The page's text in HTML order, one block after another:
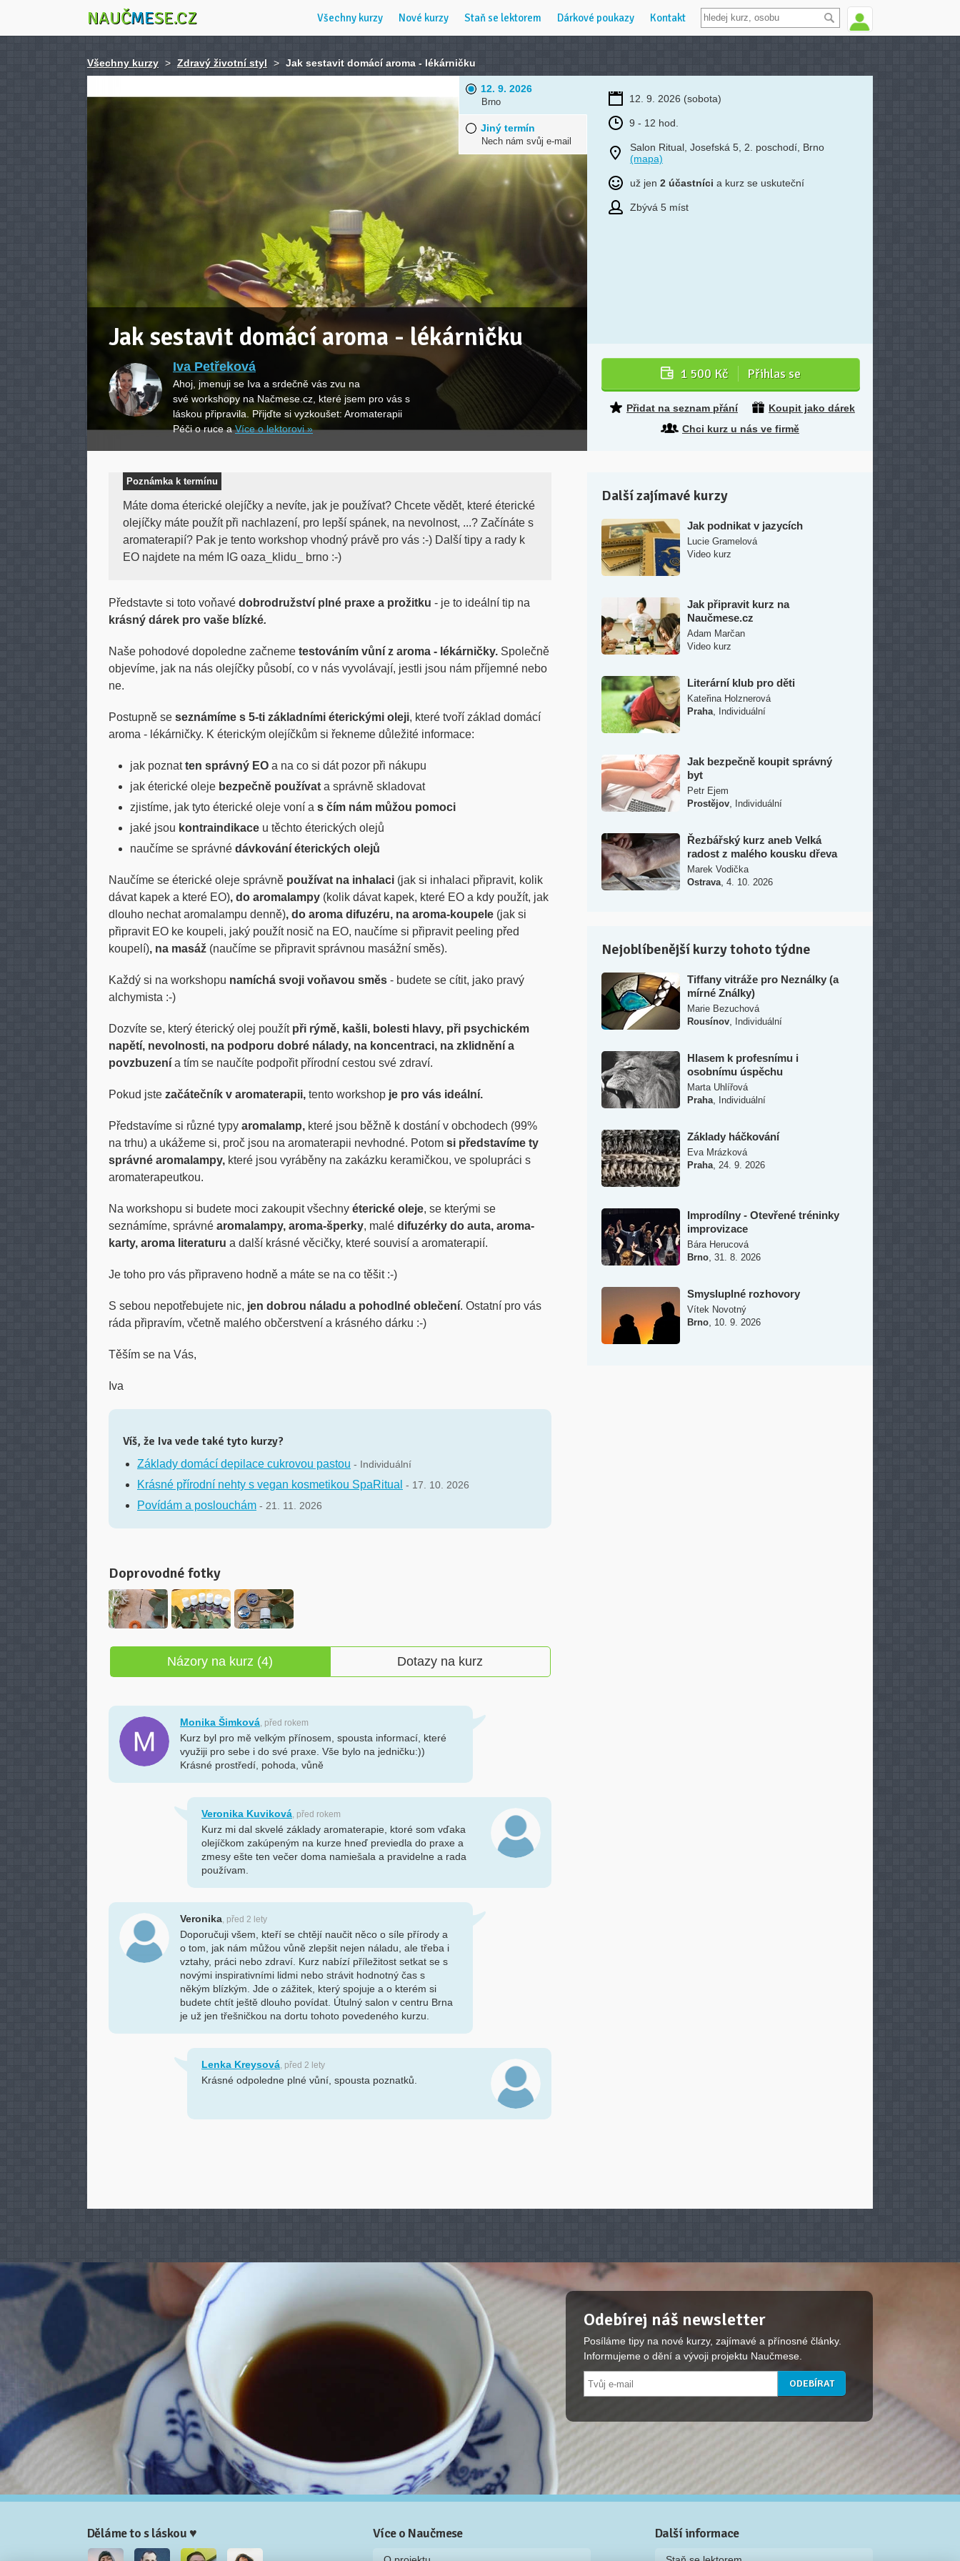
NAUČMESE.CZ Všechny kurzy Nové kurzy Staň se lektorem Dárkové poukazy Kontakt
Všechny kurzy > Zdravý životní styl > Jak sestavit domácí aroma - lékárničku
Jak sestavit domácí aroma - lékárničku
Iva Petřeková
Ahoj, jmenuji se Iva a srdečně vás zvu na
své workshopy na Načmese.cz, které jsem pro vás s
láskou připravila. Přijďte si vyzkoušet: Aromaterapii
Péči o ruce aVíce o lektorovi »
12. 9. 2026
Brno
Jiný termín
Nech nám svůj e-mail
12. 9. 2026 (sobota)
9 - 12 hod.
Salon Ritual, Josefská 5, 2. poschodí, Brno
(mapa)
už jen 2 účastníci a kurz se uskuteční
Zbývá 5 míst
1 500 Kč Přihlas se
Přidat na seznam přání
Koupit jako dárek
Chci kurz u nás ve firmě
Poznámka k termínu
Máte doma éterické olejíčky a nevíte, jak je používat? Chcete vědět, které éterické
olejíčky máte použít při nachlazení, pro lepší spánek, na nevolnost, ...? Začínáte s
aromaterapií? Pak je tento workshop vhodný právě pro vás :-) Další tipy a rady k
EO najdete na mém IG oaza_klidu_ brno :-)
Představte si toto voňavé dobrodružství plné praxe a prožitku - je to ideální tip na
krásný dárek pro vaše blízké.
Naše pohodové dopoledne začneme testováním vůní z aroma - lékárničky. Společně
objevíme, jak na nás olejíčky působí, co v nás vyvolávají, jestli jsou nám příjemné nebo
ne.
Postupně se seznámíme s 5-ti základními éterickými oleji, které tvoří základ domácí
aroma - lékárničky. K éterickým olejíčkům si řekneme důležité informace:
jak poznatten správný EO a na co si dát pozor při nákupu
jak éterické oleje bezpečně používat a správně skladovat
zjistíme, jak tyto éterické oleje voní a s čím nám můžou pomoci
jaké jsou kontraindikace u těchto éterických olejů
naučíme se správné dávkování éterických olejů
Naučíme se éterické oleje správně používat na inhalaci (jak si inhalaci připravit, kolik
dávat kapek a které EO), do aromalampy (kolik dávat kapek, které EO a kdy použít, jak
dlouho nechat aromalampu denně), do aroma difuzéru, na aroma-koupele (jak si
připravit EO ke koupeli, jaký použít nosič na EO, naučíme si připravit peeling před
koupelí), na masáž (naučíme se připravit správnou masážní směs).
Každý si na workshopu namíchá svoji voňavou směs - budete se cítit, jako pravý
alchymista :-)
Dozvíte se, který éterický olej použít při rýmě, kašli, bolesti hlavy, při psychickém
napětí, nevolnosti, na podporu dobré nálady, na koncentraci, na zklidnění a
povzbuzení a tím se naučíte podpořit přírodní cestou své zdraví.
Pokud jste začátečník v aromaterapii, tento workshop je pro vás ideální.
Představíme si různé typy aromalamp, které jsou běžně k dostání v obchodech (99%
na trhu) a ukážeme si, proč jsou na aromaterapii nevhodné. Potom si představíme ty
správné aromalampy, které jsou vyráběny na zakázku keramičkou, ve spolupráci s
aromaterapeutkou.
Na workshopu si budete moci zakoupit všechny éterické oleje, se kterými se
seznámíme, správné aromalampy, aroma-šperky, malé difuzérky do auta, aroma-
karty, aroma literaturu a další krásné věcičky, které souvisí a aromaterapií.
Je toho pro vás připraveno hodně a máte se na co těšit :-)
S sebou nepotřebujete nic, jen dobrou náladu a pohodlné oblečení. Ostatní pro vás
ráda připravím, včetně malého občerstvení a krásného dárku :-)
Těším se na Vás,
Iva
Víš, že Iva vede také tyto kurzy?
Základy domácí depilace cukrovou pastou - Individuální
Krásné přírodní nehty s vegan kosmetikou SpaRitual - 17. 10. 2026
Povídám a poslouchám - 21. 11. 2026
Doprovodné fotky
Názory na kurz (4) Dotazy na kurz
Monika Šimková, před rokem
Kurz byl pro mě velkým přínosem, spousta informací, které
využiji pro sebe i do své praxe. Vše bylo na jedničku:))
Krásné prostředí, pohoda, vůně
Veronika Kuviková, před rokem
Kurz mi dal skvelé základy aromaterapie, ktoré som vďaka
olejíčkom zakúpeným na kurze hneď previedla do praxe a
zmesy ešte ten večer doma namiešala a pravidelne a rada
používam.
Veronika, před 2 lety
Doporučuji všem, kteří se chtějí naučit něco o síle přírody a
o tom, jak nám můžou vůně zlepšit nejen náladu, ale třeba i
vztahy, práci nebo zdraví. Kurz nabízí příležitost setkat se s
novými inspirativními lidmi nebo strávit hodnotný čas s
někým blízkým. Jde o zážitek, který spojuje a o kterém si
budete chtít ještě dlouho povídat. Útulný salon v centru Brna
je už jen třešničkou na dortu tohoto povedeného kurzu.
Lenka Kreysová, před 2 lety
Krásné odpoledne plné vůní, spousta poznatků.
Další zajímavé kurzy
Jak podnikat v jazycích
Lucie Gramelová
Video kurz
Jak připravit kurz na
Naučmese.cz
Adam Marčan
Video kurz
Literární klub pro děti
Kateřina Holznerová
Praha
Individuální
Jak bezpečně koupit správný
byt
Petr Ejem
Prostějov
Individuální
Řezbářský kurz aneb Velká
radost z malého kousku dřeva
Marek Vodička
Ostrava 4. 10. 2026
Nejoblíbenější kurzy tohoto týdne
Tiffany vitráže pro Neználky (a
mírné Ználky)
Marie Bezuchová
Rousínov
Individuální
Hlasem k profesnímu i
osobnímu úspěchu
Marta Uhlířová
Praha
Individuální
Základy háčkování
Eva Mrázková
Praha 24. 9. 2026
Improdílny - Otevřené tréninky
improvizace
Bára Herucová
Brno 31. 8. 2026
Smysluplné rozhovory
Vítek Novotný
Brno 10. 9. 2026
Odebírej náš newsletter
Posíláme tipy na nové kurzy, zajímavé a přínosné články.
Informujeme o dění a vývoji projektu Naučmese.
Děláme to s láskou ♥ Více o Naučmese Další informace